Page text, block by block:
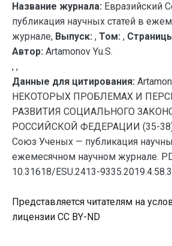
Название журнала: Евразийский
публикация научных статей в
журнале, Выпуск: , Том: ,
Автор: Artamonov Yu.S.
, ,
Данные для цитирования:
НЕКОТОРЫХ ПРОБЛЕМАХ И
РАЗВИТИЯ СОЦИАЛЬНОГО
РОССИЙСКОЙ ФЕДЕРАЦИИ (35-38)
Союз Ученых — публикация
ежемесячном научном журнале.
10.31618/ESU.2413-
Представляется читателям на
лицензии CC BY-ND